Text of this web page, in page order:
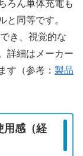
ろん単体充電も
と同等です。
き、視覚的な
詳細はメーカー
す（参考： 製品
用感（経